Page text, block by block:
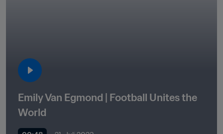
Emily Van Egmond | Football Unites the